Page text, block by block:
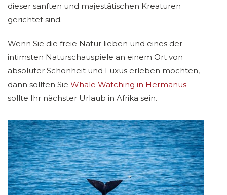
dieser sanften und majestätischen Kreaturen
gerichtet sind.
Wenn Sie die freie Natur lieben und eines der
intimsten Naturschauspiele an einem Ort von
absoluter Schönheit und Luxus erleben möchten,
dann sollten Sie Whale Watching in Hermanus
sollte Ihr nächster Urlaub in Afrika sein.